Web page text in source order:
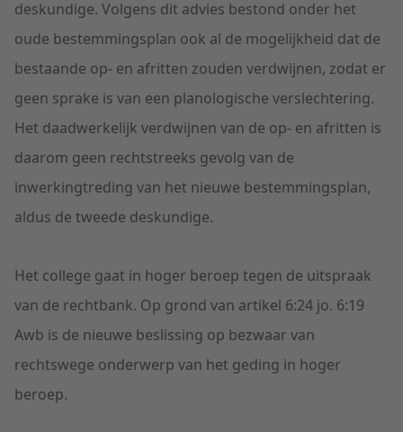
deskundige. Volgens dit advies bestond onder het
oude bestemmingsplan ook al de mogelijkheid dat de
bestaande op- en afritten zouden verdwijnen, zodat er
geen sprake is van een planologische verslechtering.
Het daadwerkelijk verdwijnen van de op- en afritten is
daarom geen rechtstreeks gevolg van de
inwerkingtreding van het nieuwe bestemmingsplan,
aldus de tweede deskundige.
Het college gaat in hoger beroep tegen de uitspraak
van de rechtbank. Op grond van artikel 6:24 jo. 6:19
Awb is de nieuwe beslissing op bezwaar van
rechtswege onderwerp van het geding in hoger
beroep.